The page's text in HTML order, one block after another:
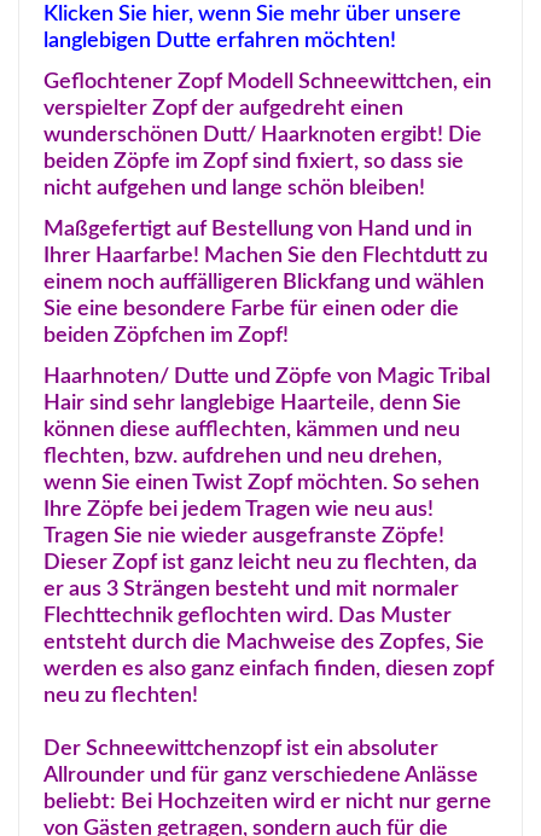
Klicken Sie hier, wenn Sie mehr über unsere
langlebigen Dutte erfahren möchten!
Geflochtener Zopf Modell Schneewittchen, ein
verspielter Zopf der aufgedreht einen
wunderschönen Dutt/ Haarknoten ergibt! Die
beiden Zöpfe im Zopf sind fixiert, so dass sie
nicht aufgehen und lange schön bleiben!
Maßgefertigt auf Bestellung von Hand und in
Ihrer Haarfarbe! Machen Sie den Flechtdutt zu
einem noch auffälligeren Blickfang und wählen
Sie eine besondere Farbe für einen oder die
beiden Zöpfchen im Zopf!
Haarhnoten/ Dutte und Zöpfe von Magic Tribal
Hair sind sehr langlebige Haarteile, denn Sie
können diese aufflechten, kämmen und neu
flechten, bzw. aufdrehen und neu drehen,
wenn Sie einen Twist Zopf möchten. So sehen
Ihre Zöpfe bei jedem Tragen wie neu aus!
Tragen Sie nie wieder ausgefranste Zöpfe!
Dieser Zopf ist ganz leicht neu zu flechten, da
er aus 3 Strängen besteht und mit normaler
Flechttechnik geflochten wird. Das Muster
entsteht durch die Machweise des Zopfes, Sie
werden es also ganz einfach finden, diesen zopf
neu zu flechten!
Der Schneewittchenzopf ist ein absoluter
Allrounder und für ganz verschiedene Anlässe
beliebt: Bei Hochzeiten wird er nicht nur gerne
von Gästen getragen, sondern auch für die